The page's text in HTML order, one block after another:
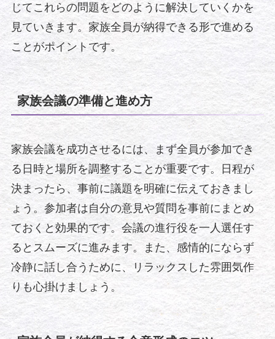
じてこれらの問題をどのように解決していくかを
見ていきます。家族全員が納得できる形で進める
ことがポイントです。
家族会議の準備と進め方
家族会議を成功させるには、まず全員が参加でき
る日時と場所を調整することが重要です。日程が
決まったら、事前に議題を明確に伝えておきまし
ょう。参加者は自分の意見や質問を事前にまとめ
ておくと効果的です。会議の進行役を一人選任す
るとスムーズに進みます。また、感情的にならず
冷静に話し合うために、リラックスした雰囲気作
りも心掛けましょう。